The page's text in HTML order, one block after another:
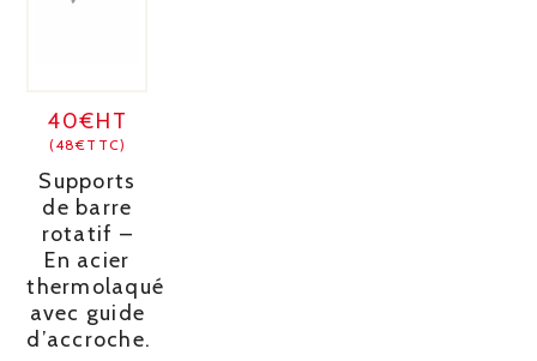
40€HT
(48€TTC)
Supports
de barre
rotatif –
En acier
thermolaqué
avec guide
d’accroche.